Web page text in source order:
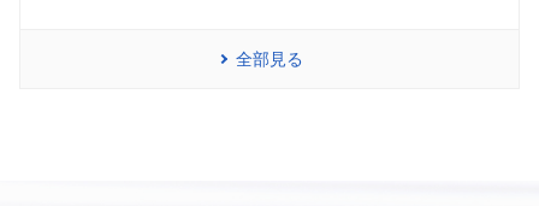
全部見る